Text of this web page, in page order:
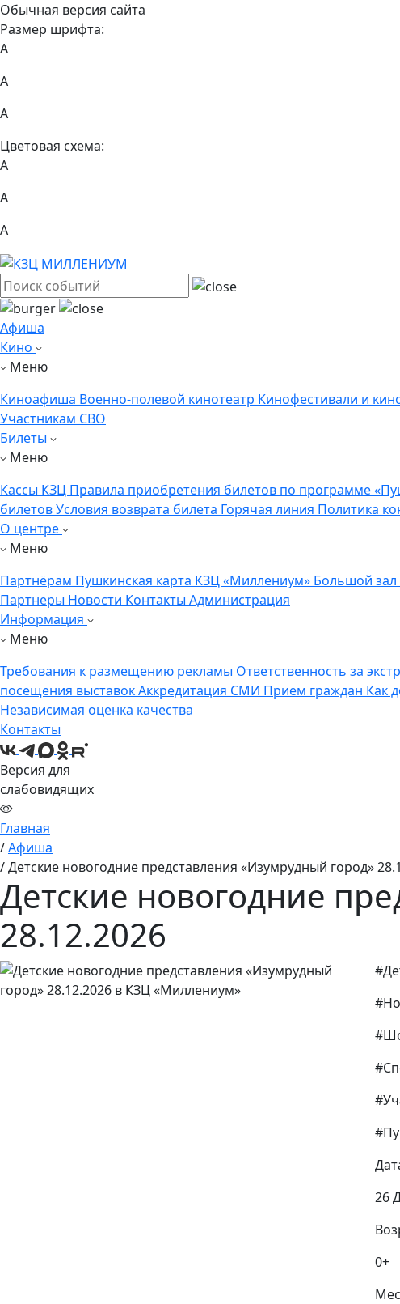
Обычная версия сайта
Размер шрифта:
A
A
A
Цветовая схема:
А
А
А
Афиша
Кино
Меню
Киноафиша Военно-полевой кинотеатр Кинофестивали и
Участникам СВО
Билеты
Меню
Кассы КЗЦ Правила приобретения билетов по программе
билетовУсловия возврата билета Горячая линия Политика
О центре
Меню
Партнёрам Пушкинская карта КЗЦ «Миллениум» Большой зал
Партнеры Новости Контакты Администрация
Информация
Меню
Требования к размещению рекламы Ответственность за
посещения выставокАккредитация СМИ Прием граждан Как
Независимая оценка качества
Контакты
Версия для
слабовидящих
Главная
/Aфиша
/Детские новогодние представления «Изумрудный город»
Детские новогодние
28.12.2026
26
0+